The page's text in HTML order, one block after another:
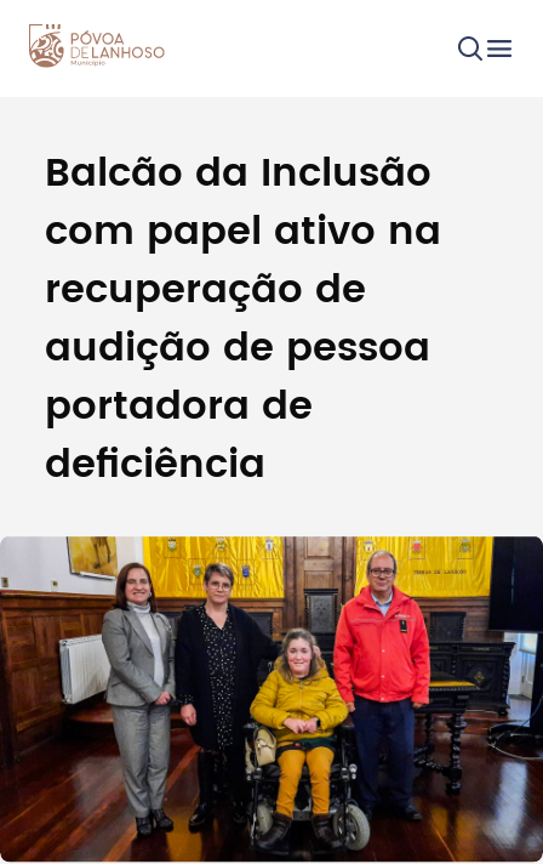
Procurar
Tipo de conteúdo
Filtros
Balcão da Inclusão
com papel ativo na
recuperação de
audição de pessoa
portadora de
deficiência